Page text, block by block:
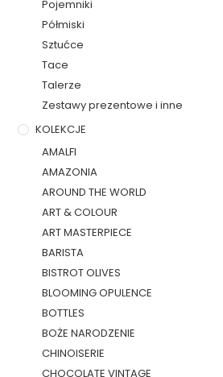
Pojemniki
Półmiski
Sztućce
Tace
Talerze
Zestawy prezentowe i inne
KOLEKCJE
AMALFI
AMAZONIA
AROUND THE WORLD
ART & COLOUR
ART MASTERPIECE
BARISTA
BISTROT OLIVES
BLOOMING OPULENCE
BOTTLES
BOŻE NARODZENIE
CHINOISERIE
CHOCOLATE VINTAGE